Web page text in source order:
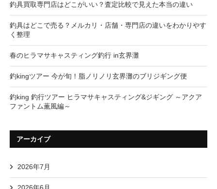
釣具買取専門店はどこがいい？査定比較で見えた本当の違い
釣具はどこで売る？メルカリ・店舗・専門店の違いをわかりやす
く整理
春のヒラマサキャスティング釣行 in玄界灘
釣kingツアー 今が旬！脂ノリノリ玄界灘のブリジギング便
釣king 釣行ツアー ヒラマサキャスティング&ジギング ～アクア
ファントム薫風編～
アーカイブ
2026年7月